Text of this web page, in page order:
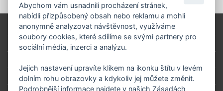
Úvod
Platba
Reklamační řád
Abychom vám usnadnili procházení stránek,
nabídli přizpůsobený obsah nebo reklamu a mohli
anonymně analyzovat návštěvnost, využíváme
soubory cookies, které sdílíme se svými partnery pro
sociální média, inzerci a analýzu.
Jejich nastavení upravíte klikem na ikonku štítu v levém
dolním rohu obrazovky a kdykoliv jej můžete změnit.
Podrobnější informace najdete v našich Zásadách